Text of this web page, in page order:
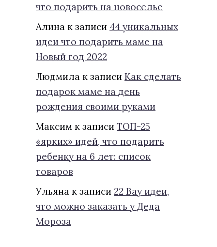
что подарить на новоселье
Алина к записи 44 уникальных
идеи что подарить маме на
Новый год 2022
Людмила к записи Как сделать
подарок маме на день
рождения своими руками
Максим к записи ТОП-25
«ярких» идей, что подарить
ребенку на 6 лет: список
товаров
Ульяна к записи 22 Вау идеи,
что можно заказать у Деда
Мороза